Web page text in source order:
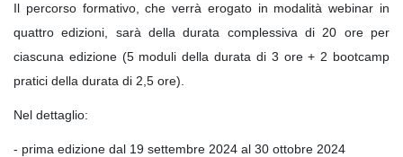
Il percorso formativo, che verrà erogato in modalità webinar in
quattro edizioni, sarà della durata complessiva di 20 ore per
ciascuna edizione (5 moduli della durata di 3 ore + 2 bootcamp
pratici della durata di 2,5 ore).
Nel dettaglio:
- prima edizione dal 19 settembre 2024 al 30 ottobre 2024